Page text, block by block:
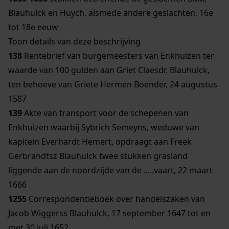
Blauhulck en Huych, alsmede andere geslachten, 16e
tot 18e eeuw
Toon details van deze beschrijving
138 Rentebrief van burgemeesters van Enkhuizen ter
waarde van 100 gulden aan Griet Claesdr. Blauhulck,
ten behoeve van Griete Hermen Boender, 24 augustus
1587
139Akte van transport voor de schepenen van
Enkhuizen waarbij Sybrich Semeyns, weduwe van
kapitein Everhardt Hemert, opdraagt aan Freek
Gerbrandtsz Blauhulck twee stukken grasland
liggende aan de noordzijde van de .....vaart, 22 maart
1666
1255 Correspondentieboek over handelszaken van
Jacob Wiggerss Blauhulck, 17 september 1647 tot en